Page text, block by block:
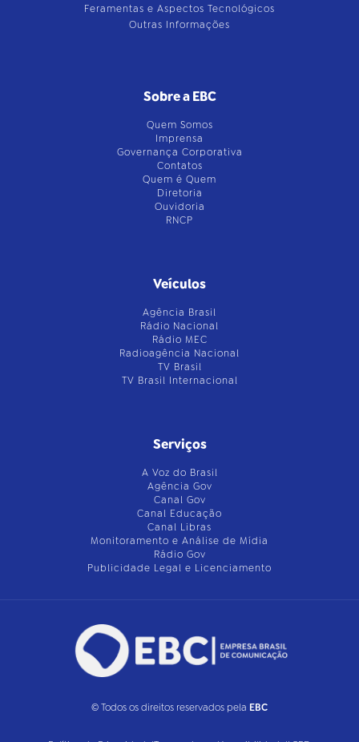
Feramentas e Aspectos Tecnológicos
Outras Informações
Sobre a EBC
Quem Somos
Imprensa
Governança Corporativa
Contatos
Quem é Quem
Diretoria
Ouvidoria
RNCP
Veículos
Agência Brasil
Rádio Nacional
Rádio MEC
Radioagência Nacional
TV Brasil
TV Brasil Internacional
Serviços
A Voz do Brasil
Agência Gov
Canal Gov
Canal Educação
Canal Libras
Monitoramento e Análise de Mídia
Rádio Gov
Publicidade Legal e Licenciamento
© Todos os direitos reservados pela EBC